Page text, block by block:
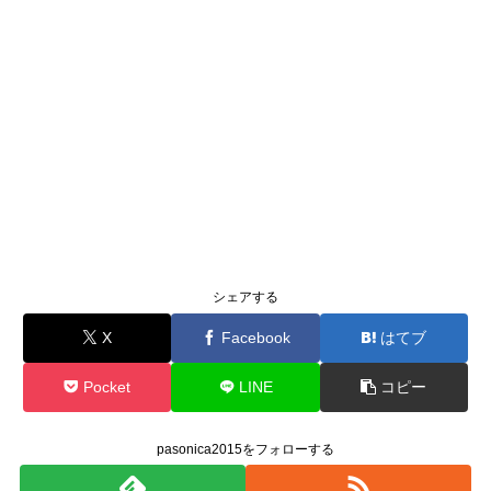
シェアする
X Facebook はてブ
Pocket LINE コピー
pasonica2015をフォローする